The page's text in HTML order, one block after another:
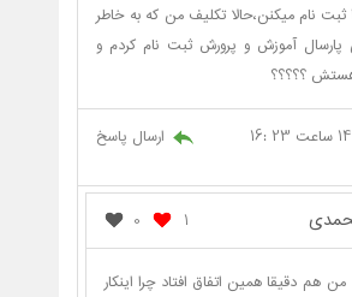
۱۳۹۶/۰۷/۰۱ ثبت نام میکنن،حالا تکلیف من که به خاطر
آموزش و پرورش ثبت نام کردم و
؟؟؟؟؟
ارسال پاسخ
1
0
هم دقیقا همین اتفاق افتاد چرا اینکار